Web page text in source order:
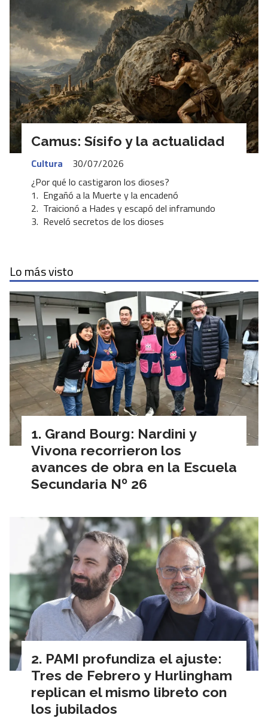
Camus: Sísifo y la actualidad
Cultura
30/07/2026
¿Por qué lo castigaron los dioses?
1. Engañó a la Muerte y la encadenó
2. Traicionó a Hades y escapó del inframundo
3. Reveló secretos de los dioses
Lo más visto
Grand Bourg: Nardini y
Vivona recorrieron los
avances de obra en la Escuela
Secundaria Nº 26
PAMI profundiza el ajuste:
Tres de Febrero y Hurlingham
replican el mismo libreto con
los jubilados